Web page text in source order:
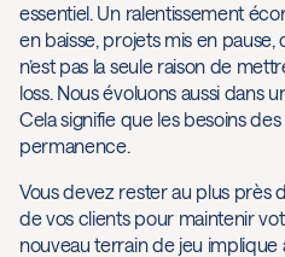
essentiel. Un ralentissement
en baisse, projets mis en
n’est pas la seule raison de
loss. Nous évoluons aussi dans
Cela signifie que les besoins
permanence.
Vous devez rester au plus près
de vos clients pour maintenir
nouveau terrain de jeu implique